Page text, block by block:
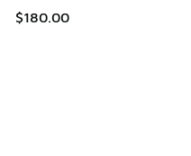
$180.00